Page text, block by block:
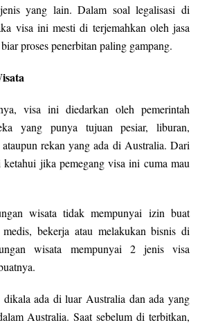
yang lain. Dalam soal legalisasi di
visa ini mesti di terjemahkan oleh jasa
proses penerbitan paling gampang.
visa ini diedarkan oleh pemerintah
yang punya tujuan pesiar, liburan,
rekan yang ada di Australia. Dari
jika pemegang visa ini cuma mau
wisata tidak mempunyai izin buat
bekerja atau melakukan bisnis di
wisata mempunyai 2 jenis visa
ada di luar Australia dan ada yang
Australia. Saat sebelum di terbitkan,